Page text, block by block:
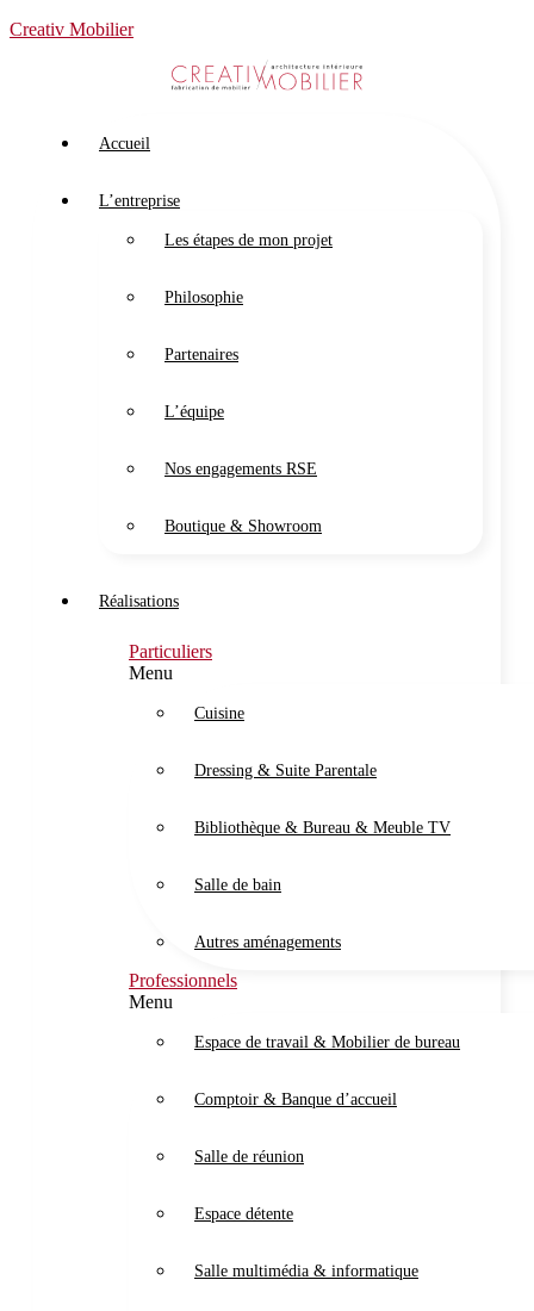
Creativ Mobilier
Accueil
L’entreprise
Les étapes de mon projet
Philosophie
Partenaires
L’équipe
Nos engagements RSE
Boutique & Showroom
Réalisations
Particuliers
Menu
Cuisine
Dressing & Suite Parentale
Bibliothèque & Bureau & Meuble TV
Salle de bain
Autres aménagements
Professionnels
Menu
Espace de travail & Mobilier de bureau
Comptoir & Banque d’accueil
Salle de réunion
Espace détente
Salle multimédia & informatique